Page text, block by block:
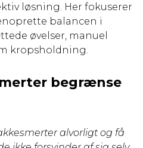
løsning. Her fokuserer
balancen i
øvelser, manuel
kropsholdning.
begrænse
alvorligt og få